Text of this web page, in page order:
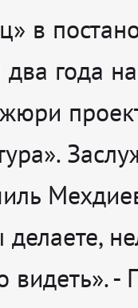
в
года
делаете,
видеть». -